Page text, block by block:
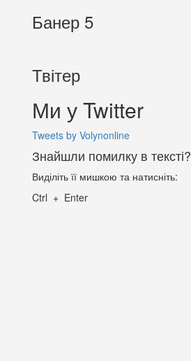
Банер 5
Твітер
Ми у Twitter
Tweets by Volynonline
Знайшли помилку в тексті?
Виділіть її мишкою та натисніть:
Ctrl + Enter